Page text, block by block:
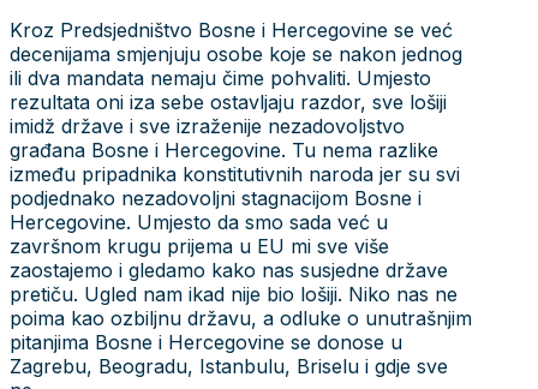
Kroz Predsjedništvo Bosne i Hercegovine se već
decenijama smjenjuju osobe koje se nakon jednog
ili dva mandata nemaju čime pohvaliti. Umjesto
rezultata oni iza sebe ostavljaju razdor, sve lošiji
imidž države i sve izraženije nezadovoljstvo
građana Bosne i Hercegovine. Tu nema razlike
između pripadnika konstitutivnih naroda jer su svi
podjednako nezadovoljni stagnacijom Bosne i
Hercegovine. Umjesto da smo sada već u
završnom krugu prijema u EU mi sve više
zaostajemo i gledamo kako nas susjedne države
pretiču. Ugled nam ikad nije bio lošiji. Niko nas ne
poima kao ozbiljnu državu, a odluke o unutrašnjim
pitanjima Bosne i Hercegovine se donose u
Zagrebu, Beogradu, Istanbulu, Briselu i gdje sve